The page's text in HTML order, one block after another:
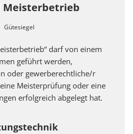
Meisterbetrieb
Gütesiegel
darf von einem
geführt werden,
oder gewerberechtliche/r
Meisterprüfung oder eine
erfolgreich abgelegt hat.